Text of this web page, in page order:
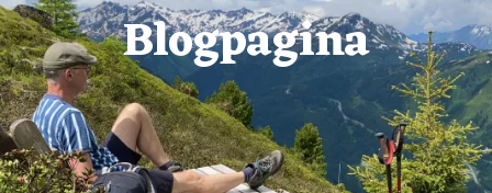
Blogpagina